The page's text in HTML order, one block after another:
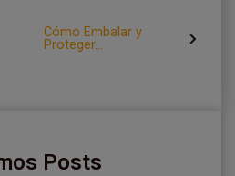
Cómo Embalar y
Proteger...
Posts